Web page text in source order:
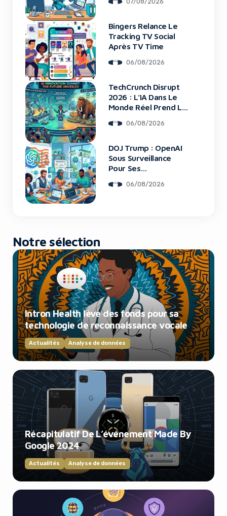
Bingers Relance Le
Tracking TV Social
Après TV Time
06/08/2026
TechCrunch Disrupt
2026 : L’IA Dans Le
Monde Réel Prend La
06/08/2026
DOJ Trump : OpenAI
Sous Surveillance
Pour Ses
06/08/2026
Notre sélection
Intron Health lève des fonds pour sa
technologie de reconnaissance vocale
Actualités Analyse de données
Récapitulatif De L’événement Made By
Google 2024
Actualités Analyse de données
Yes, I will turn off Ad-Blocker
No Thanks